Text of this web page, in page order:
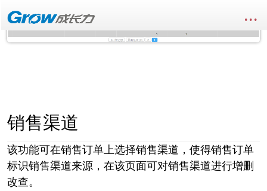
...
销售渠道
该功能可在销售订单上选择销售渠道，使得销售订单
标识销售渠道来源，在该页面可对销售渠道进行增删
改查。